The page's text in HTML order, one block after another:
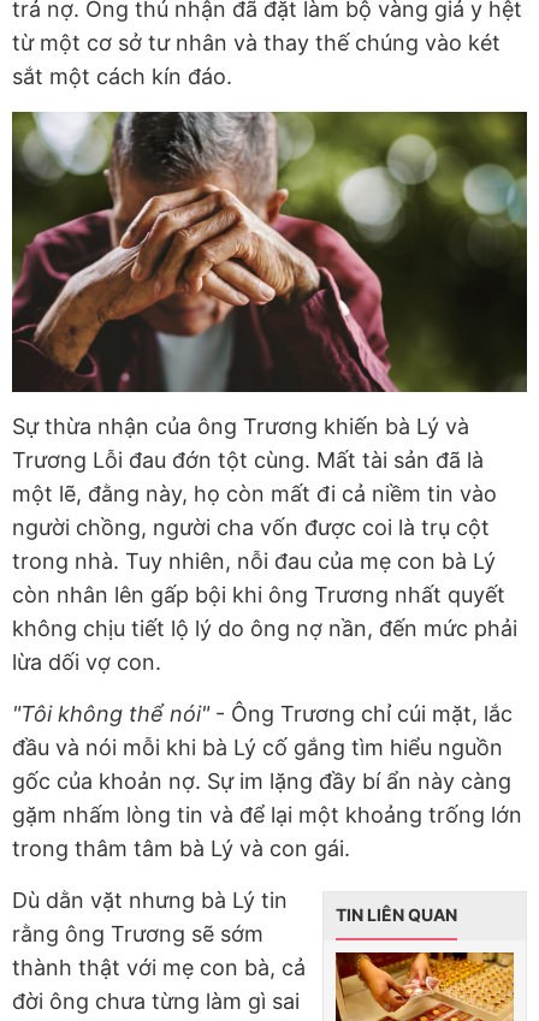
trả nợ. Ông thú nhận đã đặt làm bộ vàng giả y hệt
từ một cơ sở tư nhân và thay thế chúng vào két
sắt một cách kín đáo.
Sự thừa nhận của ông Trương khiến bà Lý và
Trương Lỗi đau đớn tột cùng. Mất tài sản đã là
một lẽ, đằng này, họ còn mất đi cả niềm tin vào
người chồng, người cha vốn được coi là trụ cột
trong nhà. Tuy nhiên, nỗi đau của mẹ con bà Lý
còn nhân lên gấp bội khi ông Trương nhất quyết
không chịu tiết lộ lý do ông nợ nần, đến mức phải
lừa dối vợ con.
"Tôi không thể nói" - Ông Trương chỉ cúi mặt, lắc
đầu và nói mỗi khi bà Lý cố gắng tìm hiểu nguồn
gốc của khoản nợ. Sự im lặng đầy bí ẩn này càng
gặm nhấm lòng tin và để lại một khoảng trống lớn
trong thâm tâm bà Lý và con gái.
TIN LIÊN QUAN
Dù dằn vặt nhưng bà Lý tin
rằng ông Trương sẽ sớm
thành thật với mẹ con bà, cả
đời ông chưa từng làm gì sai